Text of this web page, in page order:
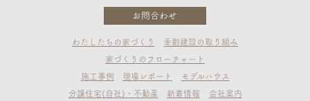
お問合わせ
わたしたちの家づくり 幸創建設の取り組み
家づくりのフローチャート
施工事例 現場レポート モデルハウス
分譲住宅(自社)・不動産 新着情報 会社案内